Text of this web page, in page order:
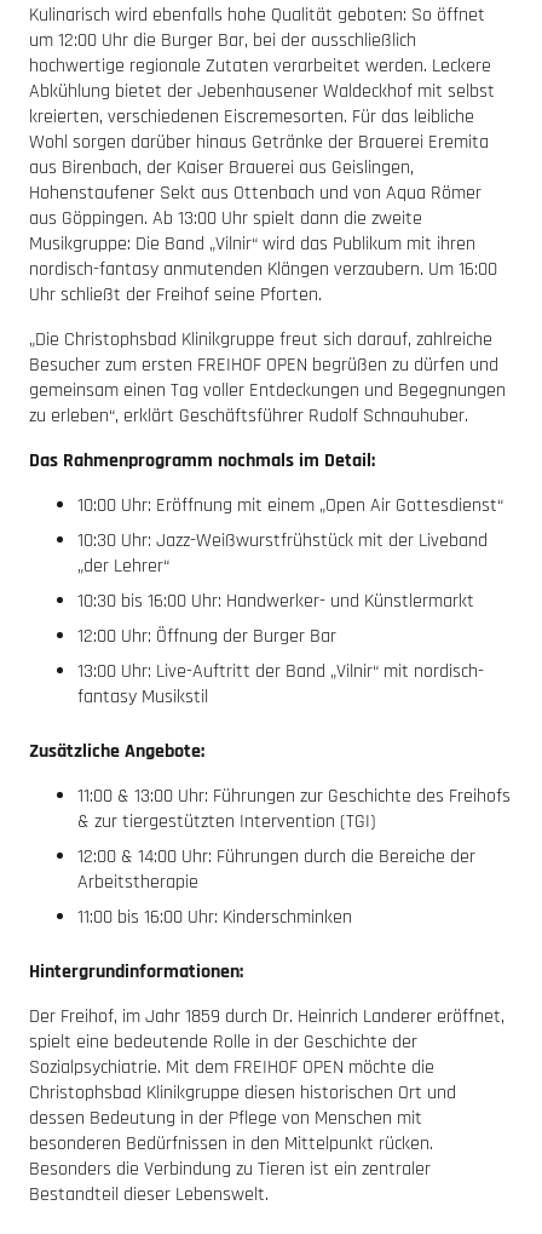
Kulinarisch wird ebenfalls hohe Qualität geboten: So öffnet
um 12:00 Uhr die Burger Bar, bei der ausschließlich
hochwertige regionale Zutaten verarbeitet werden. Leckere
Abkühlung bietet der Jebenhausener Waldeckhof mit selbst
kreierten, verschiedenen Eiscremesorten. Für das leibliche
Wohl sorgen darüber hinaus Getränke der Brauerei Eremita
aus Birenbach, der Kaiser Brauerei aus Geislingen,
Hohenstaufener Sekt aus Ottenbach und von Aqua Römer
aus Göppingen. Ab 13:00 Uhr spielt dann die zweite
Musikgruppe: Die Band „Vilnir“ wird das Publikum mit ihren
nordisch-fantasy anmutenden Klängen verzaubern. Um 16:00
Uhr schließt der Freihof seine Pforten.
„Die Christophsbad Klinikgruppe freut sich darauf, zahlreiche
Besucher zum ersten FREIHOF OPEN begrüßen zu dürfen und
gemeinsam einen Tag voller Entdeckungen und Begegnungen
zu erleben“, erklärt Geschäftsführer Rudolf Schnauhuber.
Das Rahmenprogramm nochmals im Detail:
10:00 Uhr: Eröffnung mit einem „Open Air Gottesdienst“
10:30 Uhr: Jazz-Weißwurstfrühstück mit der Liveband
„der Lehrer“
10:30 bis 16:00 Uhr: Handwerker- und Künstlermarkt
12:00 Uhr: Öffnung der Burger Bar
13:00 Uhr: Live-Auftritt der Band „Vilnir“ mit nordisch-
fantasy Musikstil
Zusätzliche Angebote:
11:00 & 13:00 Uhr: Führungen zur Geschichte des Freihofs
& zur tiergestützten Intervention (TGI)
12:00 & 14:00 Uhr: Führungen durch die Bereiche der
Arbeitstherapie
11:00 bis 16:00 Uhr: Kinderschminken
Hintergrundinformationen:
Der Freihof, im Jahr 1859 durch Dr. Heinrich Landerer eröffnet,
spielt eine bedeutende Rolle in der Geschichte der
Sozialpsychiatrie. Mit dem FREIHOF OPEN möchte die
Christophsbad Klinikgruppe diesen historischen Ort und
dessen Bedeutung in der Pflege von Menschen mit
besonderen Bedürfnissen in den Mittelpunkt rücken.
Besonders die Verbindung zu Tieren ist ein zentraler
Bestandteil dieser Lebenswelt.